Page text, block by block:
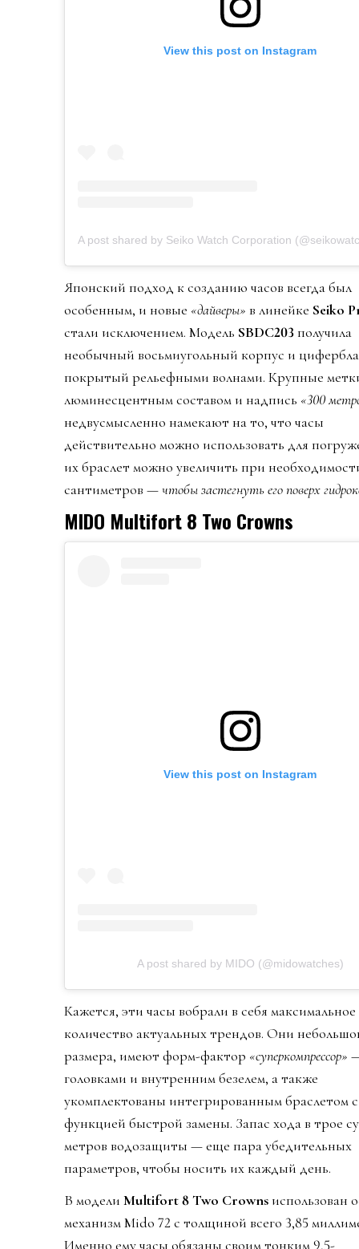
View this post on Instagram
A post shared by Seiko Watch Corporation
Японский подход к созданию часов всегда был
особенным, и новые «дайверы» в линейке Seiko
стали исключением. Модель SBDC203 получила
необычный восьмиугольный корпус и
покрытый рельефными волнами. Крупные
люминесцентным составом и надпись «300
недвусмысленно намекают на то, что часы
действительно можно использовать для
их браслет можно увеличить при
сантиметров —чтобы застегнуть его поверх
MIDO Multifort 8 Two Crowns
View this post on Instagram
A post shared by MIDO (@midowatches)
Кажется, эти часы вобрали в себя максимальное
количество актуальных трендов. Они
размера, имеют форм-фактор «суперкомпрессор»
головками и внутренним безелем, а также
укомплектованы интегрированным браслетом с
функцией быстрой замены. Запас хода в трое
метров водозащиты — еще пара убедительных
параметров, чтобы носить их каждый день.
В модели Multifort 8 Two Crowns использован
механизм Mido 72 с толщиной всего 3,85
Именно ему часы обязаны своим тонким 9,5-